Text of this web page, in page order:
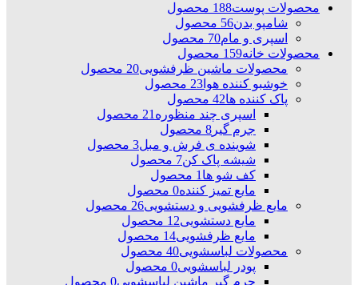
محصولات پوست188 محصول
شامپو بدن56 محصول
اسپری و مام70 محصول
محصولات خانه159 محصول
محصولات ماشین ظرفشویی20 محصول
خوشبو کننده هوا 23 محصول
پاک کننده ها42 محصول
اسپری چند منظوره21 محصول
جرم گیر 8 محصول
شوینده ی فرش و مبل3 محصول
شیشه پاک کن7 محصول
کف شو ها1 محصول
مایع تمیز کننده0 محصول
مایع ظرفشویی و دستشویی26 محصول
مایع دستشویی12 محصول
مایع ظرفشویی14 محصول
محصولات لباسشویی40 محصول
پودر لباسشویی0 محصول
جرم گیر ماشین لباسشویی0 محصول